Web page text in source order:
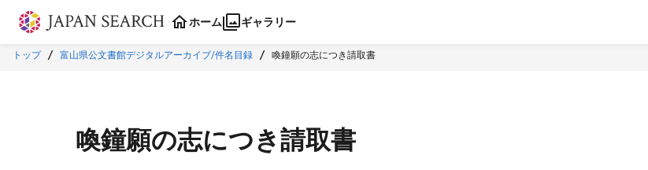
本文に飛ぶ
ホーム ギャラリー
トップ 富山県公文書館デジタルアーカイブ/件名目録 喚鐘願の志につき請取書
喚鐘願の志につき請取書